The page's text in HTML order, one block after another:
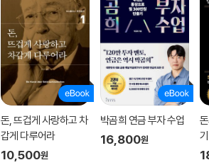
돈, 뜨겁게 사랑하고 차
갑게 다루어라
10,500원
박곰희 연금 부자 수업
16,800원